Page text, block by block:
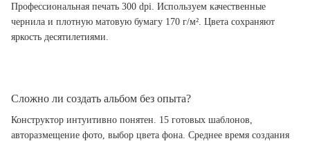
Профессиональная печать 300 dpi. Используем качественные
чернила и плотную матовую бумагу 170 г/м². Цвета сохраняют
яркость десятилетиями.
Сложно ли создать альбом без опыта?
Конструктор интуитивно понятен. 15 готовых шаблонов,
авторазмещение фото, выбор цвета фона. Среднее время создания